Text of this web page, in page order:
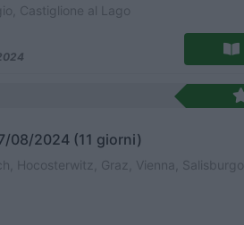
Castiglione al Lago
08/2024 (11 giorni)
Hocosterwitz, Graz, Vienna, Salisburgo